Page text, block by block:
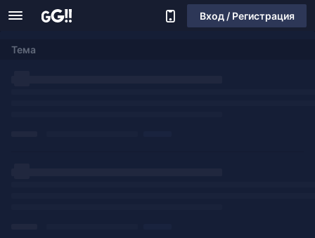
Вход / Регистрация
Тема